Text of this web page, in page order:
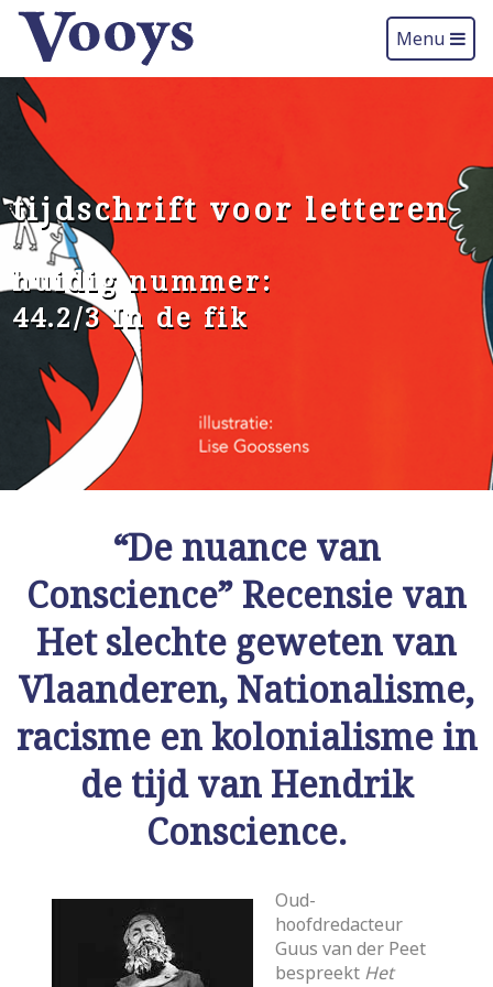
Menu
tijdschrift voor letteren
huidig nummer:
44.2/3 In de fik
“De nuance van
Conscience” Recensie van
Het slechte geweten van
Vlaanderen, Nationalisme,
racisme en kolonialisme in
de tijd van Hendrik
Conscience.
Oud-
hoofdredacteur
Guus van der Peet
bespreekt Het